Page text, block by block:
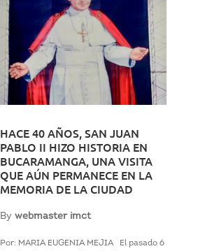
HACE 40 AÑOS, SAN JUAN
PABLO II HIZO HISTORIA EN
BUCARAMANGA, UNA VISITA
QUE AÚN PERMANECE EN LA
MEMORIA DE LA CIUDAD
By webmaster imct
Por: MARIA EUGENIA MEJIA El pasado 6